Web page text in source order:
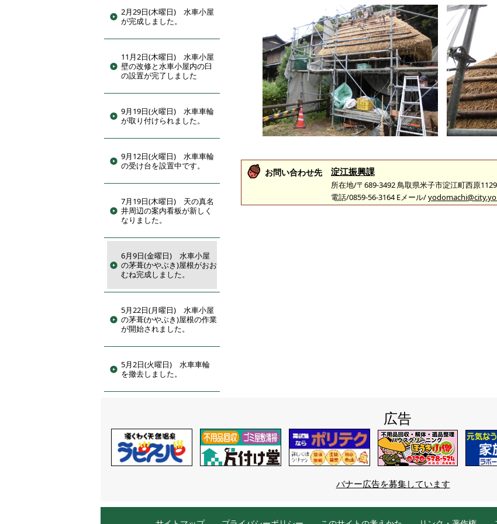
2月29日(木曜日) 水車小屋
が完成しました。
11月2日(木曜日) 水車小屋
壁の改修と水車小屋内の臼
の設置が完了しました
9月19日(火曜日) 水車車輪
が取り付けられました。
9月12日(火曜日) 水車車輪
の受け台を設置中です。
7月19日(木曜日) 天の真名
井周辺の案内看板が新しく
なりました。
6月9日(金曜日) 水車小屋
の茅葺(かやぶき)屋根がおお
むね完成しました。
5月22日(月曜日) 水車小屋
の茅葺(かやぶき)屋根の作業
が開始されました。
5月2日(火曜日) 水車車輪
を撤去しました。
お問い合わせ先 淀江振興課
所在地/〒689-3492 鳥取県米子市淀江町西原
電話/0859-56-3164 Eメール/
広告
バナー広告を募集しています